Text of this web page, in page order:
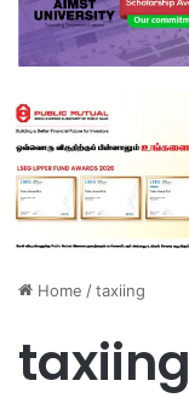
Home /taxiing
taxiing